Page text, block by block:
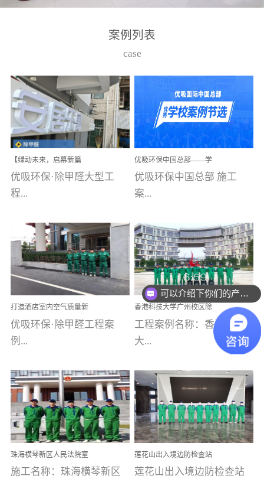
高技能的团队。汇聚了众
取得了多项产品技术专利
和多项国家版权局著作
权，获得高新技术企业称
号。生产优势自主生产自
给自足，优吸公司于2015
在广州番禺区成功建立产
品线生产基地，工厂拥有
自动化生产设备和成熟的
选择源头源材料、严控产
品质量，我们每一批的生
产产品都经过严格的质检
程序；生产车间为优吸总
部和全国分支机构生产光
触媒、净醛王、祛味剂等
优吸系列产品，保质保量
完成生产任务，确保全国
求。资质优势团队优势分
支优势优吸环保是一棵正
茁壮成长的树，只要我们
人人都爱护她、珍惜她、
她将越来越枝繁叶茂，终
将会成为一棵参天大树！
优吸环保截止2020年拥有
案例列表
case
【绿动未来，启幕新篇
章】优吸环保中标深圳安
居乐寓，超大型工装室内
空气治理项目顺利启航，
优吸环保·除甲醛大型工
程...
案例【深圳安居乐寓】室
内空气治理项目深圳安居
乐寓 深圳市安居乐寓
为深圳安居集团旗下城...
优吸环保中国总部——学
校施工案例(节选)
优吸环保中国总部 施工
案...
例(学校工装节选)广州南沙
小学(珠江湾校区)项目地
址：广州市南沙区海滨路
南沙珠江湾江门市蓬江区
禾...
打造酒店室内空气质量新
标杆——优吸环保·标杆之
作：东莞美豪雅致酒店室
内空气治理工程纪实
优吸环保·除甲醛工程案
例...
【东莞美豪雅致酒店】室
内空气治理项目东莞美豪
雅致酒店 东莞美豪雅
致酒店是为中高端人士...
香港科技大学广州校区除
甲醛项目圆满完成
工程案例名称：香港科技
大...
学广州校区室内空气治
理 工程案例地址：广
州南沙区·香港科技大学(广
州)校区 工程案...
珠海横琴新区人民法院室
内除甲醛空气治理项目
施工名称：珠海横琴新区
莲花山出入境边防检查站
室内除甲醛空气治理项目
莲花山出入境边防检查站
可以介绍下你们的产品么
你们是怎么收费的呢